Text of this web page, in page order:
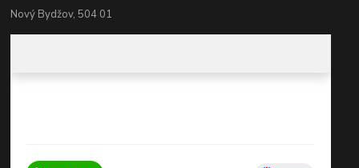
Nový Bydžov, 504 01